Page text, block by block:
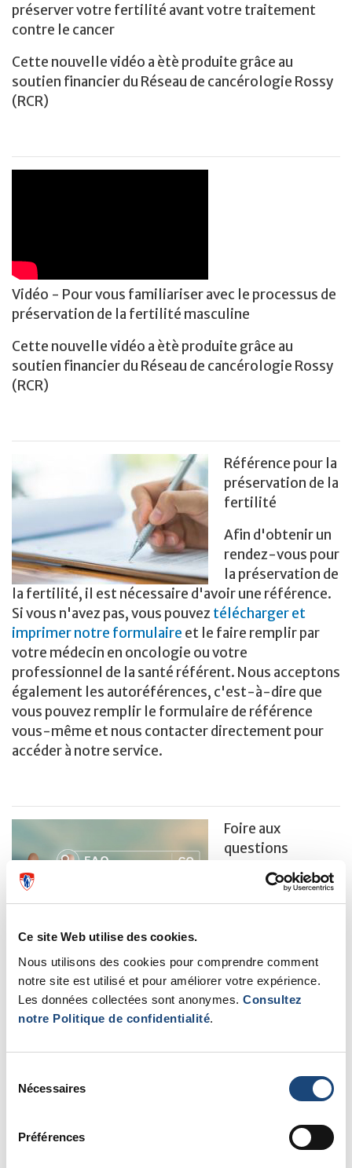
Ce site Web utilise des cookies.
Nous utilisons des cookies pour comprendre comment
notre site est utilisé et pour améliorer votre expérience.
Les données collectées sont anonymes. Consultez
notre Politique de confidentialité.
Nécessaires
Préférences
préserver votre fertilité avant votre traitement
contre le cancer
Cette nouvelle vidéo a ètè produite grâce au
soutien financier du Réseau de cancérologie Rossy
(RCR)
Vidéo - Pour vous familiariser avec le processus de
préservation de la fertilité masculine
Cette nouvelle vidéo a ètè produite grâce au
soutien financier du Réseau de cancérologie Rossy
(RCR)
Référence pour la
préservation de la
fertilité
Afin d'obtenir un
rendez-vous pour
la préservation de
la fertilité, il est nécessaire d'avoir une référence.
Si vous n'avez pas, vous pouvez télécharger et
imprimer notre formulaire et le faire remplir par
votre médecin en oncologie ou votre
professionnel de la santé référent. Nous acceptons
également les autoréférences, c'est-à-dire que
vous pouvez remplir le formulaire de référence
vous-même et nous contacter directement pour
accéder à notre service.
Foire aux
questions
Si vous avez des
questions
fertilité masculine, nous vous invitons à consulter
notreliste de questions
Des enfants après